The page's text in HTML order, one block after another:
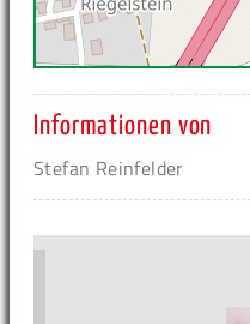
Informationen von
Stefan Reinfelder